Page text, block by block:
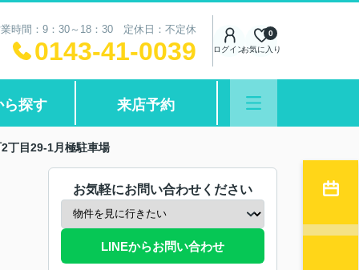
時間：9：30～18：30 定休日：不定休
0143-41-0039 ログインお気に入り
0
ら探す 来店予約
丁目29-1月極駐車場
お気軽にお問い合わせください
LINEからお問い合わせ